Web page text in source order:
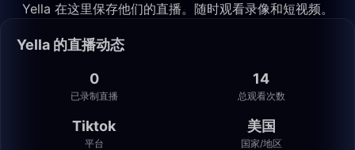
Yella 在这里保存他们的直播。随时观看录像和短视频。
Yella 的直播动态
0
已录制直播
14
总观看次数
Tiktok
平台
美国
国家/地区